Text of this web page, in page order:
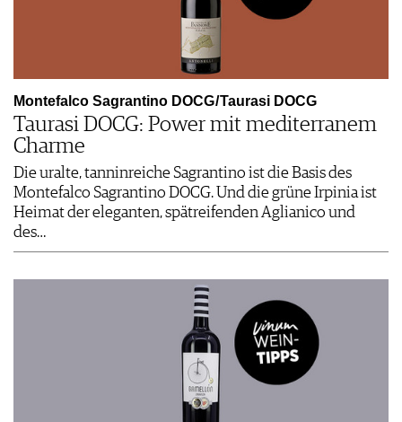
Montefalco Sagrantino DOCG / Taurasi DOCG
Taurasi DOCG: Power mit mediterranem
Charme
Die uralte, tanninreiche Sagrantino ist die Basis des
Montefalco Sagrantino DOCG. Und die grüne Irpinia ist
Heimat der eleganten, spätreifenden Aglianico und
des…